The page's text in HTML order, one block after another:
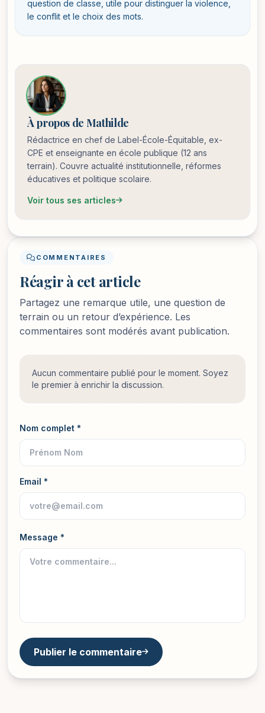
question de classe, utile pour distinguer la violence,
le conflit et le choix des mots.
À propos de Mathilde
Rédactrice en chef de Label-École-Équitable, ex-
CPE et enseignante en école publique (12 ans
terrain). Couvre actualité institutionnelle, réformes
éducatives et politique scolaire.
Voir tous ses articles
COMMENTAIRES
Réagir à cet article
Partagez une remarque utile, une question de
terrain ou un retour d’expérience. Les
commentaires sont modérés avant publication.
Aucun commentaire publié pour le moment. Soyez
le premier à enrichir la discussion.
Nom complet *
Email *
Message *
Publier le commentaire